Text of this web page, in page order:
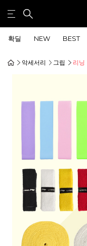
확딜 NEW BEST
악세서리 그립 리닝